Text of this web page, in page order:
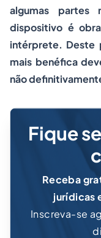
algumas
dispositivo é
intérprete. Deste
mais benéfica
não
Fique
Receba
jurídicas
Inscreva-se